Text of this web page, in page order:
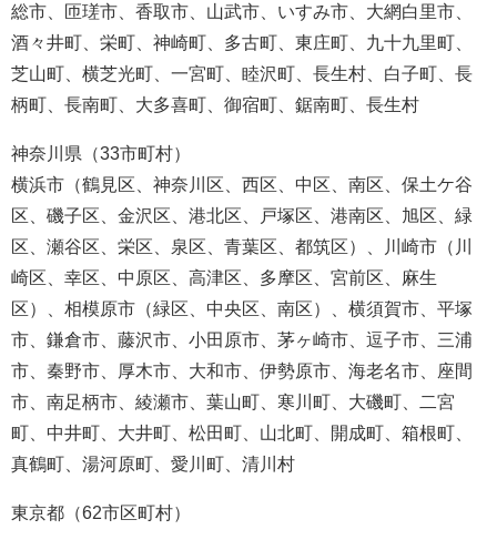
総市、匝瑳市、香取市、山武市、いすみ市、大網白里市、
酒々井町、栄町、神崎町、多古町、東庄町、九十九里町、
芝山町、横芝光町、一宮町、睦沢町、長生村、白子町、長
柄町、長南町、大多喜町、御宿町、鋸南町、長生村
神奈川県（33市町村）
横浜市（鶴見区、神奈川区、西区、中区、南区、保土ケ谷
区、磯子区、金沢区、港北区、戸塚区、港南区、旭区、緑
区、瀬谷区、栄区、泉区、青葉区、都筑区）、川崎市（川
崎区、幸区、中原区、高津区、多摩区、宮前区、麻生
区）、相模原市（緑区、中央区、南区）、横須賀市、平塚
市、鎌倉市、藤沢市、小田原市、茅ヶ崎市、逗子市、三浦
市、秦野市、厚木市、大和市、伊勢原市、海老名市、座間
市、南足柄市、綾瀬市、葉山町、寒川町、大磯町、二宮
町、中井町、大井町、松田町、山北町、開成町、箱根町、
真鶴町、湯河原町、愛川町、清川村
東京都（62市区町村）